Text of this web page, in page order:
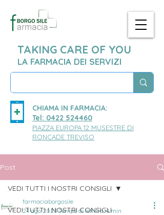
TAKING CARE OF YOU
LA FARMACIA DEI SERVIZI
CHIAMA IN FARMACIA:
Tel: 0422 524460
PIAZZA EUROPA 12 MUSESTRE DI
RONCADE TREVISO
Post
VEDI TUTTI I NOSTRI CONSIGLI
VEDI TUTTI I NOSTRI CONSIGLI
farmaciaborgosile
24 ago 2023Tempo di lettura: 4 min